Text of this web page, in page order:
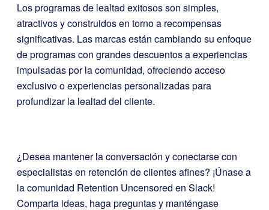
Los programas de lealtad exitosos son simples,
atractivos y construidos en torno a recompensas
significativas. Las marcas están cambiando su enfoque
de programas con grandes descuentos a experiencias
impulsadas por la comunidad, ofreciendo acceso
exclusivo o experiencias personalizadas para
profundizar la lealtad del cliente.
¿Desea mantener la conversación y conectarse con
especialistas en retención de clientes afines? ¡Únase a
la comunidad Retention Uncensored en Slack!
Comparta ideas, haga preguntas y manténgase